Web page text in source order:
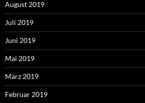
August 2019
Juli 2019
Juni 2019
Mai 2019
März 2019
Februar 2019